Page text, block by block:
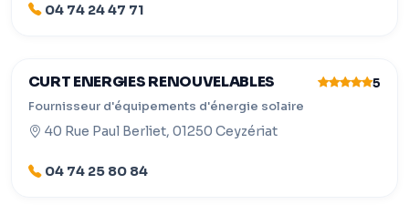
04 74 24 47 71
CURT ENERGIES RENOUVELABLES 5
Fournisseur d'équipements d'énergie solaire
40 Rue Paul Berliet, 01250 Ceyzériat
04 74 25 80 84